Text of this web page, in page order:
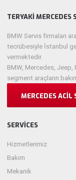
TERYAKI MERCEDES
BMW Servis firmaları
tecrübesiyle İstanbul
vermektedir.
BMW, Mercedes,
segment araçların
MERCEDES ACIL
SERVICES
Hizmetlerimiz
Bakım
Mekanik